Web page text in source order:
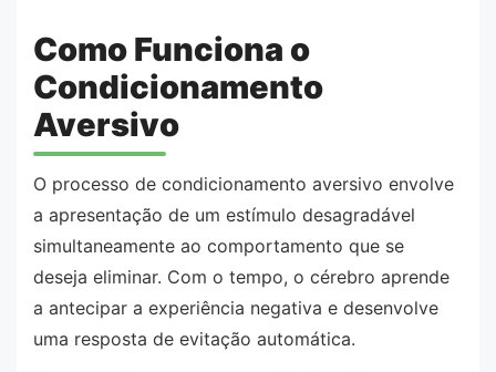
Como Funciona o
Condicionamento
Aversivo
O processo de condicionamento aversivo envolve
a apresentação de um estímulo desagradável
simultaneamente ao comportamento que se
deseja eliminar. Com o tempo, o cérebro aprende
a antecipar a experiência negativa e desenvolve
uma resposta de evitação automática.